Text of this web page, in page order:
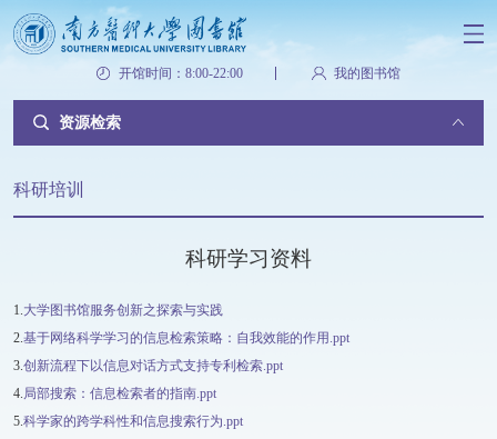
开馆时间：8:00-22:00 我的图书馆
资源检索
科研培训
科研学习资料
1. 大学图书馆服务创新之探索与实践
2. 基于网络科学学习的信息检索策略：自我效能的作用.ppt
3. 创新流程下以信息对话方式支持专利检索.ppt
4. 局部搜索：信息检索者的指南.ppt
5. 科学家的跨学科性和信息搜索行为.ppt